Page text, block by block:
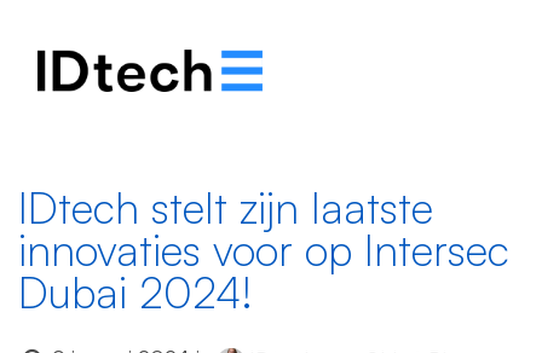
IDtech stelt zijn laatste
innovaties voor op Intersec
Dubai 2024!